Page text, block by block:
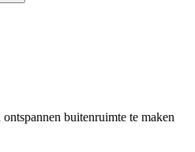
buitenruimte te maken